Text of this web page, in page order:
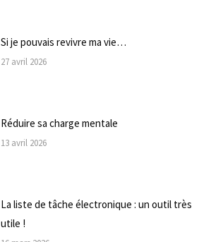
Si je pouvais revivre ma vie…
27 avril 2026
Réduire sa charge mentale
13 avril 2026
La liste de tâche électronique : un outil très
utile !